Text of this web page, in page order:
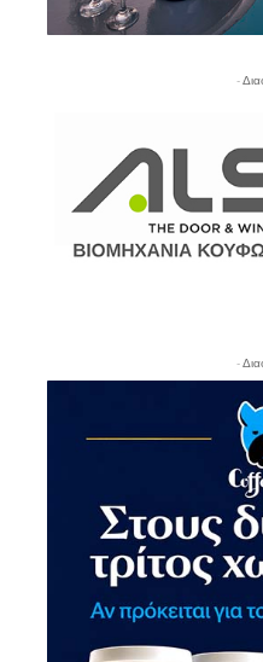
-
-